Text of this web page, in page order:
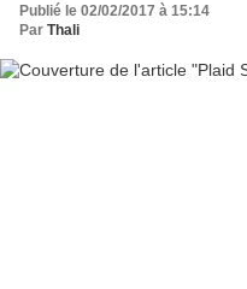
Publié le 02/02/2017 à 15:14
Par Thali